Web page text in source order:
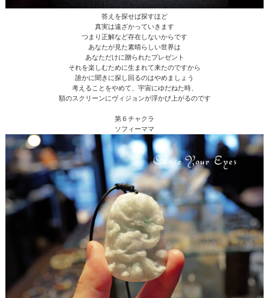
答えを探せば探すほど
真実は遠ざかっていきます
つまり正解など存在しないからです
あなたが見た素晴らしい世界は
あなただけに贈られたプレゼント
それを楽しむために生まれて来たのですから
誰かに聞きに探し回るのはやめましょう
考えることをやめて、宇宙にゆだねた時、
額のスクリーンにヴィジョンが浮かび上がるのです
第６チャクラ
ソフィーママ